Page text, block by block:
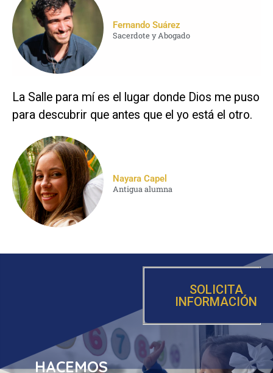
Fernando Suárez
Sacerdote y Abogado
La Salle para mí es el lugar donde Dios me puso
para descubrir que antes que el yo está el otro.
Nayara Capel
Antigua alumna
HACEMOS
SOLICITA
INFORMACIÓN